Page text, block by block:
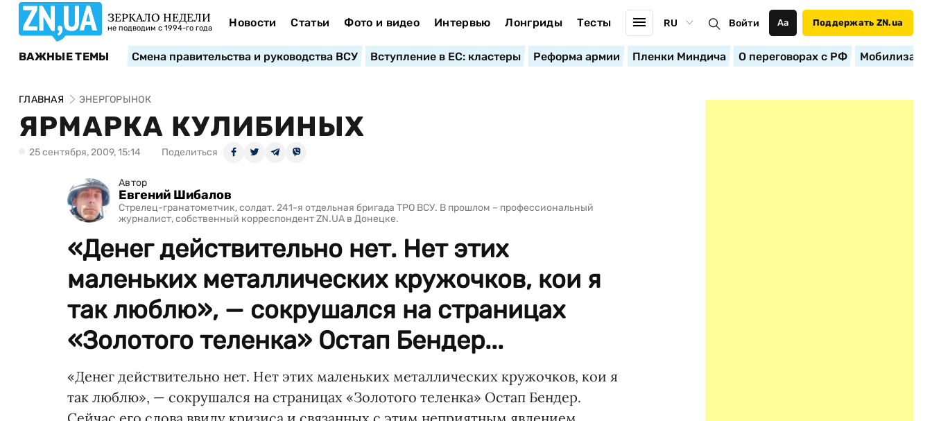
ЗЕРКАЛО НЕДЕЛИ
не подводим с 1994-го года Новости Статьи Фото и видео Интервью Лонгриды Тесты RU Войти Аа Поддержать ZN.ua
ВАЖНЫЕ ТЕМЫ Смена правительства и руководства ВСУ Вступление в ЕС: кластеры Реформа армии Пленки Миндича О переговорах с РФ
ГЛАВНАЯ ЭНЕРГОРЫНОК
ЯРМАРКА КУЛИБИНЫХ
25 сентября, 2009, 15:14 Поделиться
Автор
Евгений Шибалов
Стрелец-гранатометчик, солдат. 241-я отдельная бригада ТРО ВСУ. В прошлом – профессиональный
журналист, собственный корреспондент ZN.UA в Донецке.
«Денег действительно нет. Нет этих
маленьких металлических кружочков, кои я
так люблю», — сокрушался на страницах
«Золотого теленка» Остап Бендер...
«Денег действительно нет. Нет этих маленьких металлических кружочков, кои я
так люблю», — сокрушался на страницах «Золотого теленка» Остап Бендер.